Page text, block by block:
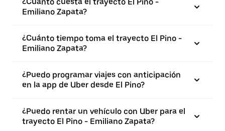
Emiliano Zapata?
¿Cuánto tiempo toma el trayecto El Pino -
Emiliano Zapata?
¿Puedo programar viajes con anticipación
en la app de Uber desde El Pino?
¿Puedo rentar un vehículo con Uber para el
trayecto El Pino - Emiliano Zapata?